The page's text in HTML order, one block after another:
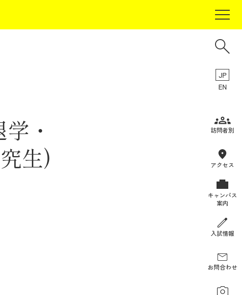
JP
EN
訪問者別
アクセス
キャンパス
案内
入試情報
お問合わせ
・
生)